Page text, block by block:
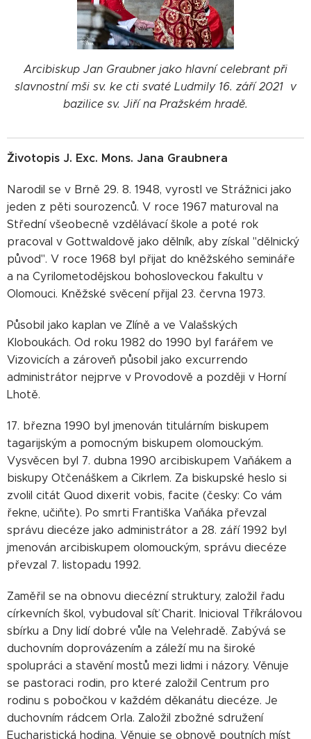
Arcibiskup Jan Graubner jako hlavní celebrant při
slavnostní mši sv. ke cti svaté Ludmily 16. září 2021 v
bazilice sv. Jiří na Pražském hradě.
Životopis J. Exc. Mons. Jana Graubnera
Narodil se v Brně 29. 8. 1948, vyrostl ve Strážnici jako
jeden z pěti sourozenců. V roce 1967 maturoval na
Střední všeobecně vzdělávací škole a poté rok
pracoval v Gottwaldově jako dělník, aby získal "dělnický
původ". V roce 1968 byl přijat do kněžského semináře
a na Cyrilometodějskou bohosloveckou fakultu v
Olomouci. Kněžské svěcení přijal 23. června 1973.
Působil jako kaplan ve Zlíně a ve Valašských
Kloboukách. Od roku 1982 do 1990 byl farářem ve
Vizovicích a zároveň působil jako excurrendo
administrátor nejprve v Provodově a později v Horní
Lhotě.
17. března 1990 byl jmenován titulárním biskupem
tagarijským a pomocným biskupem olomouckým.
Vysvěcen byl 7. dubna 1990 arcibiskupem Vaňákem a
biskupy Otčenáškem a Cikrlem. Za biskupské heslo si
zvolil citát Quod dixerit vobis, facite (česky: Co vám
řekne, učiňte). Po smrti Františka Vaňáka převzal
správu diecéze jako administrátor a 28. září 1992 byl
jmenován arcibiskupem olomouckým, správu diecéze
převzal 7. listopadu 1992.
Zaměřil se na obnovu diecézní struktury, založil řadu
církevních škol, vybudoval síť Charit. Inicioval Tříkrálovou
sbírku a Dny lidí dobré vůle na Velehradě. Zabývá se
duchovním doprovázením a záleží mu na široké
spolupráci a stavění mostů mezi lidmi i názory. Věnuje
se pastoraci rodin, pro které založil Centrum pro
rodinu s pobočkou v každém děkanátu diecéze. Je
duchovním rádcem Orla. Založil zbožné sdružení
Eucharistická hodina. Věnuje se obnově poutních míst